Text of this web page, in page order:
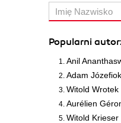
Popularni
Anil
Adam Józefiok
Witold Wrotek
Aurélien
Witold Krieser